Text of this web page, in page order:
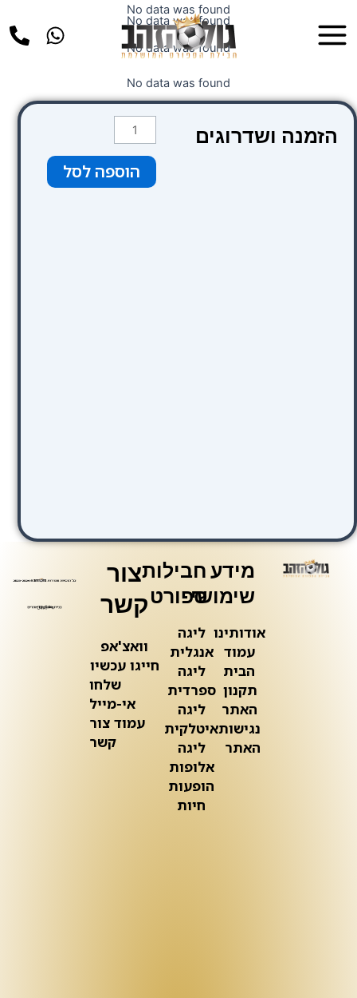
לתוכן
Menu
No data was found
No data was found
No data was found
No data was found
הזמנה ושדרוגים
כמות
של
כבודה
עד
הוספה לסל
מידע
שימושי
אודותינו
עמוד
הבית
תקנון
האתר
נגישות
האתר
חבילות
ספורט
ליגה
אנגלית
ליגה
ספרדית
ליגה
איטלקית
ליגה
אלופות
הופעות
חיות
צור
קשר
וואצ'אפ
חייגו עכשיו
שלחו
אי-מייל
עמוד צור
קשר